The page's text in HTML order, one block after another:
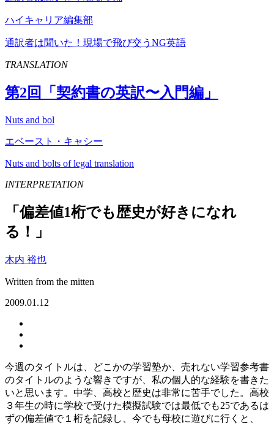
ハイキャリア編集部
通訳者は聞いた！現場で飛び交うNG英語
TRANSLATION
第2回「契約書の英訳〜入門編」
Nuts and bol
エベースト・キャシー
Nuts and bolts of legal translation
INTERPRETATION
「偏差値1桁でも歴史が好きになれ
る！」
木内 裕也
Written from the mitten
2009.01.12
今週のタイトルは、どこかの学習塾か、売れない学習参考書
のタイトルのような響きですが、私の個人的な経験を書きた
いと思います。中学、高校と歴史は非常に苦手でした。高校
３年生の時に学校で受けた模擬試験では最低でも25であるは
ずの偏差値で１桁を記録し、今でも母校に遊びに行くと、